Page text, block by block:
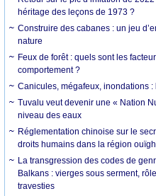
héritage des leçons de 1973 ?
Construire des cabanes : un jeu
nature
Feux de forêt : quels sont les
comportement ?
Canicules, mégafeux, inondations :
Tuvalu veut devenir une « Nation
niveau des eaux
Réglementation chinoise sur le
droits humains dans la région
La transgression des codes de
Balkans : vierges sous serment,
travesties